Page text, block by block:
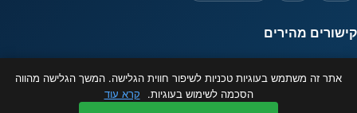
קישורים מהירים
משפטי
אתר זה משתמש בעוגיות טכניות לשיפור חווית הגלישה. המשך הגלישה מהווה
הסכמה לשימוש בעוגיות.
קרא עוד